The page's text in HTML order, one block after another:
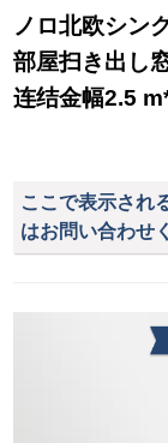
光小カーターテータ
ーシリーズン寝室ベ
ルンダンジョン特价
クリープ青3.4枚*高
ノロ北欧シン
部屋扫き出し
连结金幅2.5
ここで表示され
はお問い合わせ